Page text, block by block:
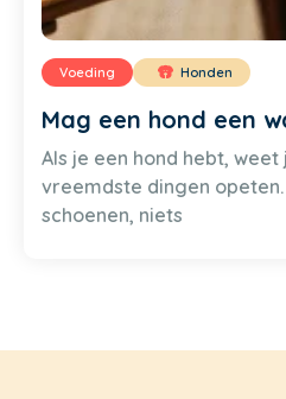
Voeding Honden
Mag een hond een
Als je een hond hebt,
vreemdste dingen
schoenen, niets